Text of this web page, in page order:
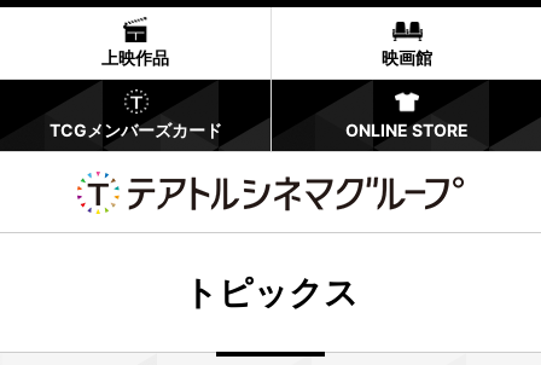
上映作品 映画館
TCGメンバーズカード ONLINE STORE
トピックス